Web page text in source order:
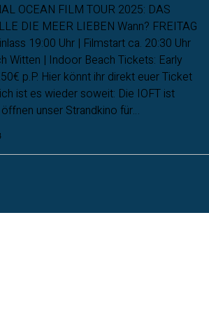
OCEAN FILM TOUR 2025: DAS
DIE MEER LIEBEN Wann? FREITAG
19:00 Uhr | Filmstart ca. 20:30 Uhr
Witten | Indoor Beach Tickets: Early
p.P. Hier könnt ihr direkt euer Ticket
ist es wieder soweit: Die IOFT ist
unser Strandkino für…